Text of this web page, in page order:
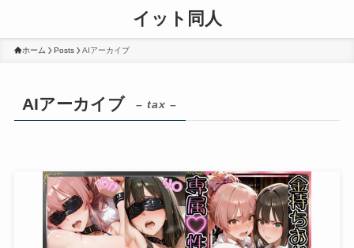
イット同人
ホーム Posts AIアーカイブ
AIアーカイブ – tax –